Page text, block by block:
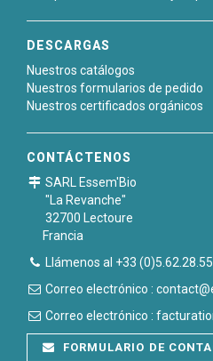
DESCARGAS
Nuestros catálogos
Nuestros formularios de pedido
Nuestros certificados orgánicos
CONTÁCTENOS
SARL Essem'Bio
"La Revanche"
32700 Lectoure
Francia
Llámenos al +33
Correo electrónico :
Correo electrónico :
FORMULARIO DE